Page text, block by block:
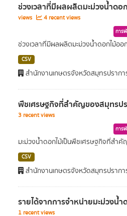
ช่วงเวลาที่มีผลผลิตมะม่วงน้ำดอ
views
4 recent views
การ
ช่วงเวลาที่มีผลผลิตมะม่วงน้ำดอกไม้อ
CSV
สำนักงานเกษตรจังหวัดสมุทรปรากา
พืชเศรษฐกิจที่สำคัญของสมุทรป
3 recent views
การ
มะม่วงน้ำดอกไม้เป็นพืชเศรษฐกิจที่สำ
CSV
สำนักงานเกษตรจังหวัดสมุทรปรากา
รายได้จากการจำหน่ายมะม่วงน้ำ
1 recent views